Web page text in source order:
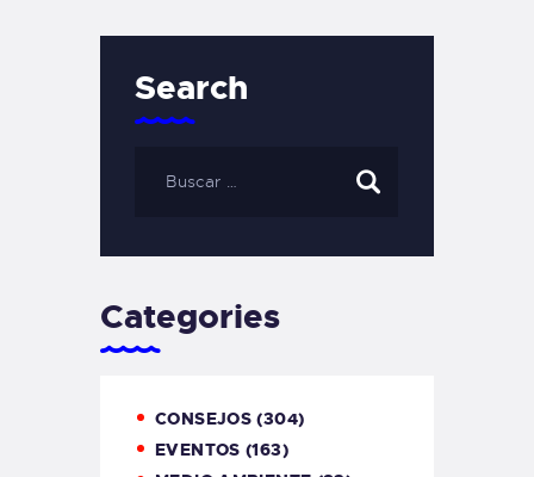
Search
Categories
CONSEJOS (304)
EVENTOS (163)